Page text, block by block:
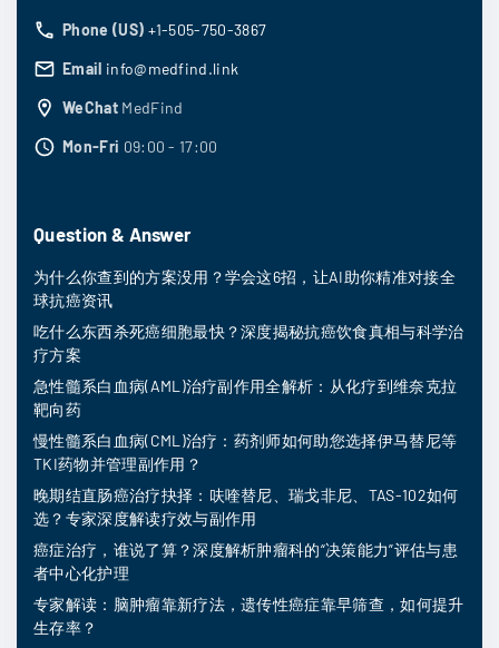
Phone (US) +1-505-750-3867
Email info@medfind.link
WeChat MedFind
Mon-Fri 09:00 - 17:00
Question & Answer
为什么你查到的方案没用？学会这6招，让AI助你精准对接全
球抗癌资讯
吃什么东西杀死癌细胞最快？深度揭秘抗癌饮食真相与科学治
疗方案
急性髓系白血病(AML)治疗副作用全解析：从化疗到维奈克拉
靶向药
慢性髓系白血病(CML)治疗：药剂师如何助您选择伊马替尼等
TKI药物并管理副作用？
晚期结直肠癌治疗抉择：呋喹替尼、瑞戈非尼、TAS-102如何
选？专家深度解读疗效与副作用
癌症治疗，谁说了算？深度解析肿瘤科的“决策能力”评估与患
者中心化护理
专家解读：脑肿瘤靠新疗法，遗传性癌症靠早筛查，如何提升
生存率？